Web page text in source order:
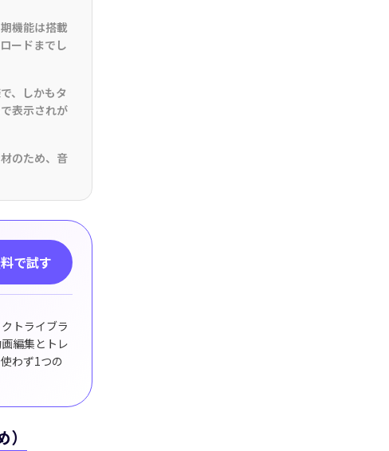
機能は搭載
ードまでし
、しかもタ
表示されが
のため、音
で試す
トライブラ
編集とトレ
わず1つの
注目